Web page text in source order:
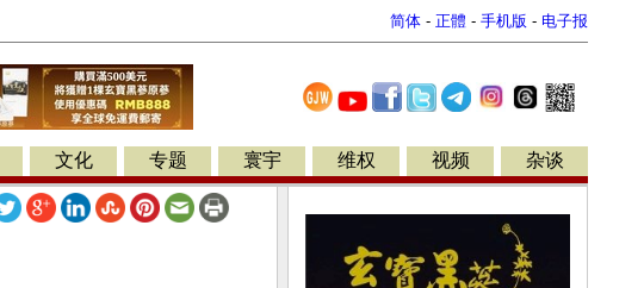
简体 - 正體 - 手机版 - 电子报
文化 专题 寰宇 维权 视频 杂谈